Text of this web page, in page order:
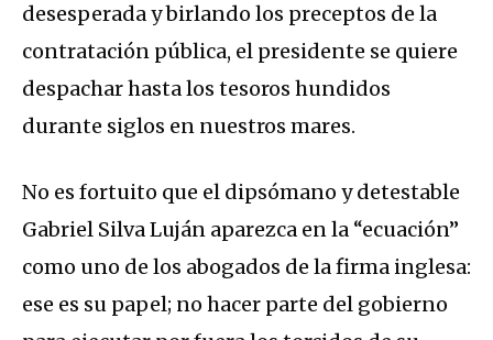
desesperada y birlando los preceptos de la
contratación pública, el presidente se quiere
despachar hasta los tesoros hundidos
durante siglos en nuestros mares.
No es fortuito que el dipsómano y detestable
Gabriel Silva Luján aparezca en la “ecuación”
como uno de los abogados de la firma inglesa:
ese es su papel; no hacer parte del gobierno